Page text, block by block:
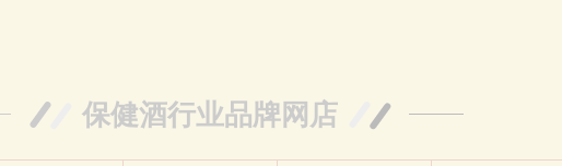
保健酒行业品牌网店